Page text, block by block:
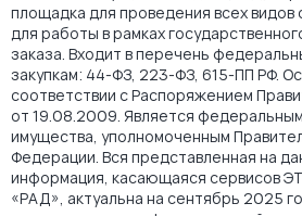
площадка для проведения всех видов
для работы в рамках
заказа. Входит в перечень
закупкам: 44-ФЗ, 223-ФЗ, 615-ПП РФ.
соответствии с Распоряжением
от 19.08.2009. Является
имущества, уполномоченным
Федерации. Вся представленная на
информация, касающаяся сервисов
«РАД», актуальна на сентябрь 2025